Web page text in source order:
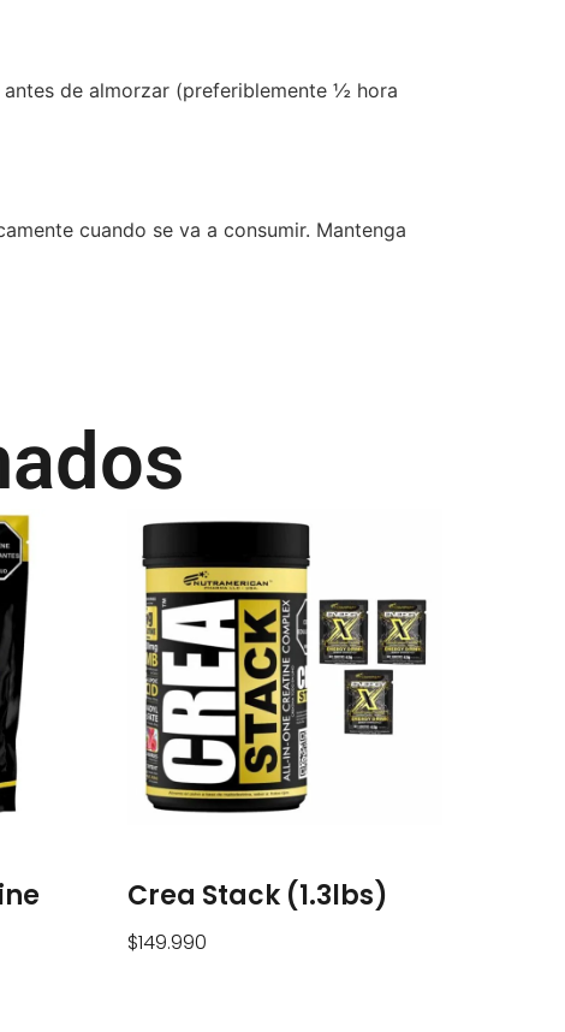
de almorzar (preferiblemente ½ hora
cuando se va a consumir. Mantenga
Crea Stack (1.3lbs)
$149.990